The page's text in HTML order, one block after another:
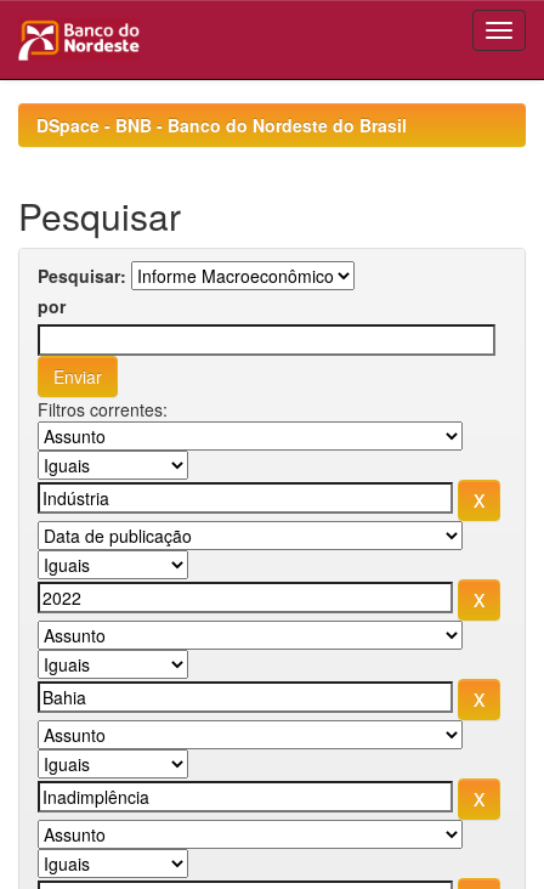
navigationDSpace - BNB - Banco do Nordeste do Brasil
Pesquisar
Pesquisar:
por
Filtros correntes: